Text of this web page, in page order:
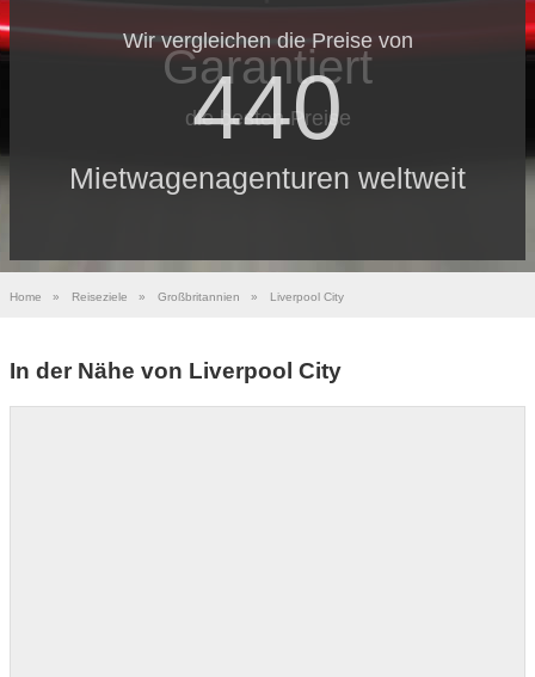
Wir vergleichen die Preise von
440
Mietwagenagenturen weltweit
Garantiert
die besten Preise
Home » Reiseziele » Großbritannien » Liverpool City
In der Nähe von Liverpool City